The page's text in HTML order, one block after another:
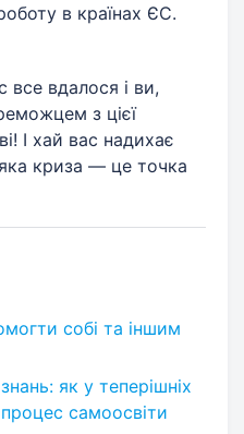
в країнах ЄС.
вдалося і ви,
з цієї
І хай вас надихає
криза — це точка
собі та іншим
як у теперішніх
самоосвіти